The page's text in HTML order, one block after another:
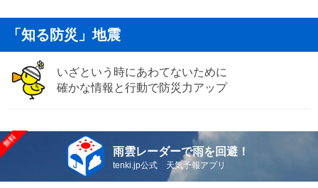
「知る防災」地震
いざという時にあわてないために
確かな情報と行動で防災力アップ
雨雲レーダーで雨を回避！
tenki.jp公式 天気予報アプリ